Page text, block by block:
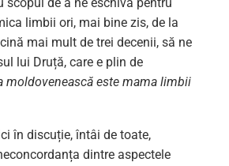
limbii ori, mai bine zis, de la
mai mult de trei decenii, să ne
lui Druță, care e plin de
moldovenească este mama limbii
în discuție, întâi de toate,
dintre aspectele